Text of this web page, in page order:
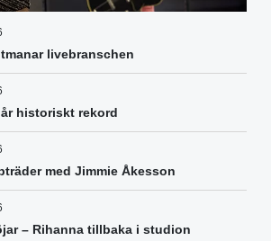
livebranschen
historiskt rekord
med Jimmie Åkesson
– Rihanna tillbaka i studion